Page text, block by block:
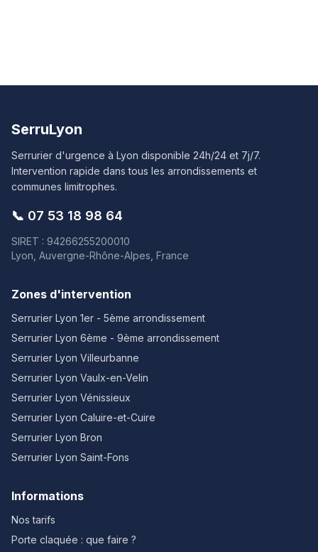
SerruLyon
Serrurier d'urgence à Lyon disponible 24h/24 et 7j/7.
Intervention rapide dans tous les arrondissements et
communes limitrophes.
📞 07 53 18 98 64
SIRET : 94266255200010
Lyon, Auvergne-Rhône-Alpes, France
Zones d'intervention
Serrurier Lyon 1er - 5ème arrondissement
Serrurier Lyon 6ème - 9ème arrondissement
Serrurier Lyon Villeurbanne
Serrurier Lyon Vaulx-en-Velin
Serrurier Lyon Vénissieux
Serrurier Lyon Caluire-et-Cuire
Serrurier Lyon Bron
Serrurier Lyon Saint-Fons
Informations
Nos tarifs
Porte claquée : que faire ?